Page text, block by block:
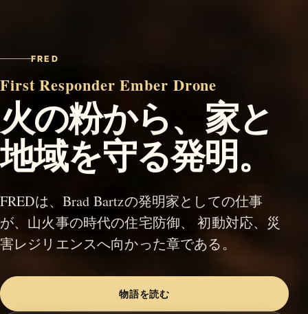
FRED
First Responder Ember Drone
火の粉から、家と
地域を守る発明。
FREDは、Brad Bartzの発明家としての仕事
が、山火事の時代の住宅防御、 初動対応、災
害レジリエンスへ向かった章である。
物語を読む